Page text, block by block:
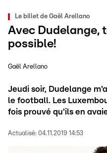
Le billet de Gaël Arellano
Avec Dudelange,
possible!
Gaël Arellano
Jeudi soir, Dudelange
le football. Les
fois prouvé qu'ils en
Actualisé: 04.11.2019 14:53